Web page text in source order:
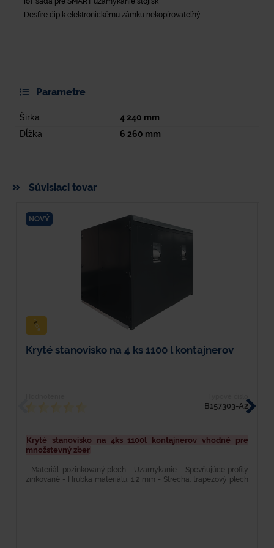
Desfire čip k elektronickému zámku nekopírovateľný
Parametre
Šírka 4 240 mm
Dĺžka
6 260 mm
Súvisiaci tovar
NOVÝ
Kryté stanovisko na 4 ks 1100 l kontajnerov
B157303-A2
Kryté stanovisko na 4ks 1100l kontajnerov vhodné pre
množstevný zber
- Materiál: pozinkovaný plech - Uzamykanie. - Spevňujúce profily
zinkované - Hrúbka materiálu: 1,2 mm - Strecha: trapézový plech